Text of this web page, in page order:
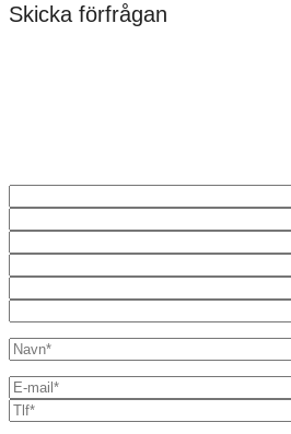
Skicka förfrågan